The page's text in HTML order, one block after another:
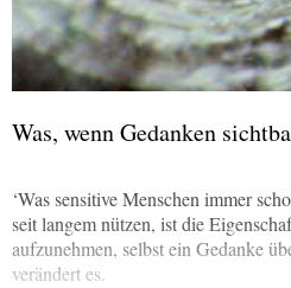
Was, wenn Gedanken
‘Was sensitive Menschen immer
seit langem nützen, ist die
aufzunehmen,­ selbst ein Gedanke
verändert es.